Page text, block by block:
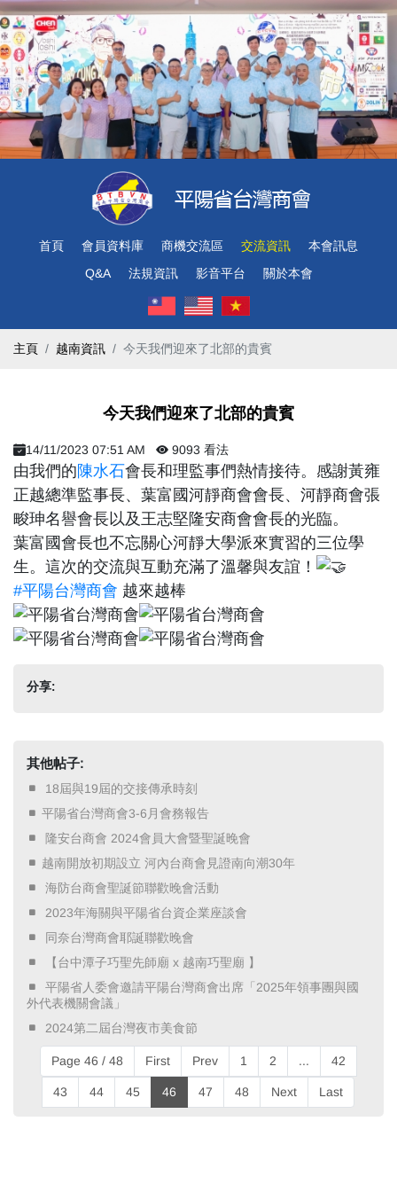
首頁 會員資料庫 商機交流區 交流資訊
本會訊息
Q&A
法規資訊 影音平台 關於本會
主頁 越南資訊 今天我們迎來了北部的貴賓
今天我們迎來了北部的貴賓
14/11/2023 07:51 AM 9093 看法
由我們的陳水石會長和理監事們熱情接待。感謝黃雍
正越總準監事長、葉富國河靜商會會長、河靜商會張
畯珅名譽會長以及王志堅隆安商會會長的光臨。
葉富國會長也不忘關心河靜大學派來實習的三位學
生。這次的交流與互動充滿了溫馨與友誼！
#平陽台灣商會 越來越棒
分享:
其他帖子:
​ 18屆與19屆的交接傳承時刻 ​
平陽省台灣商會3-6月會務報告
​ 隆安台商會 2024會員大會暨聖誕晚會 ​
越南開放初期設立 河內台商會見證南向潮30年
​ 海防台商會聖誕節聯歡晚會活動 ​
​ 2023年海關與平陽省台資企業座談會 ​
​ 同奈台灣商會耶誕聯歡晚會 ​
​ 【台中潭子巧聖先師廟 x 越南巧聖廟 】 ​
​ 平陽省人委會邀請平陽台灣商會出席「2025年領事團與國
外代表機關會議」 ​
​ 2024第二屆台灣夜市美食節 ​
Page 46 / 48 First Prev 1 2 ... 42
43 44 45 46 47 48 Next Last